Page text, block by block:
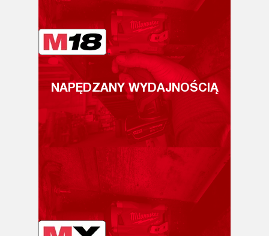
NAPĘDZANY WYDAJNOŚCIĄ